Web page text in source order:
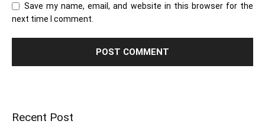
Save my name, email, and website in this browser for the
next time I comment.
Recent Post